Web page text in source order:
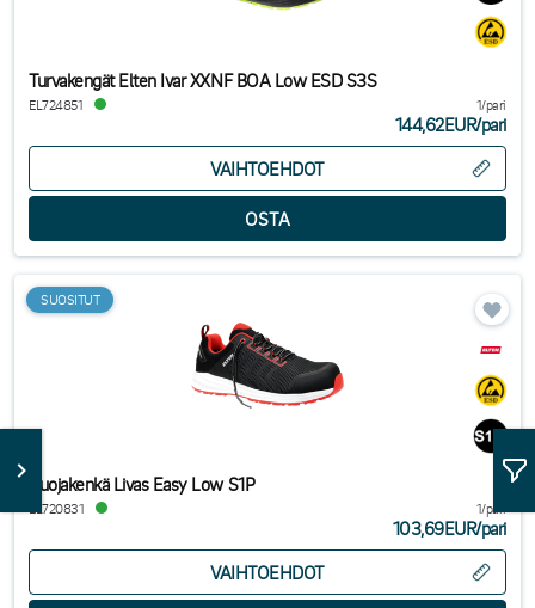
Turvakengät Elten Ivar XXNF BOA Low ESD S3S
EL724851 1/pari
144,62EUR/pari
VAIHTOEHDOT
SUOSITUT
Suojakenkä Livas Easy Low S1P
EL720831 1/pari
103,69EUR/pari
VAIHTOEHDOT